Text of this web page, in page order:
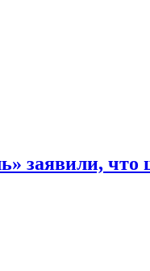
заявили,